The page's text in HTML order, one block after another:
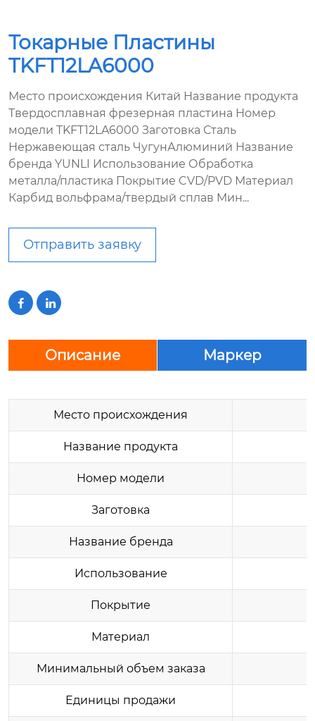
Токарные Пластины
TKFT12LA6000
Место происхождения Китай Название продукта
Твердосплавная фрезерная пластина Номер
модели TKFT12LA6000 Заготовка Сталь
Нержавеющая сталь ЧугунАлюминий Название
бренда YUNLI Использование Обработка
металла/пластика Покрытие CVD/PVD Материал
Карбид вольфрама/твердый сплав Мин...
Отправить заявку
 
Описание Маркер
Место происхождения
Название продукта
Номер модели
Заготовка
Название бренда
Использование
Покрытие
Материал
Минимальный объем заказа
Единицы продажи